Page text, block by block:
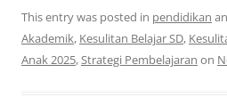
This entry was posted in pendidikan
Akademik, Kesulitan Belajar SD,
Anak 2025,Strategi Pembelajaran on